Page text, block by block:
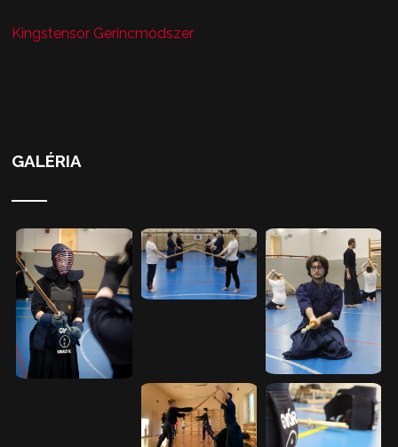
Kingstensor Gerincmódszer
GALÉRIA